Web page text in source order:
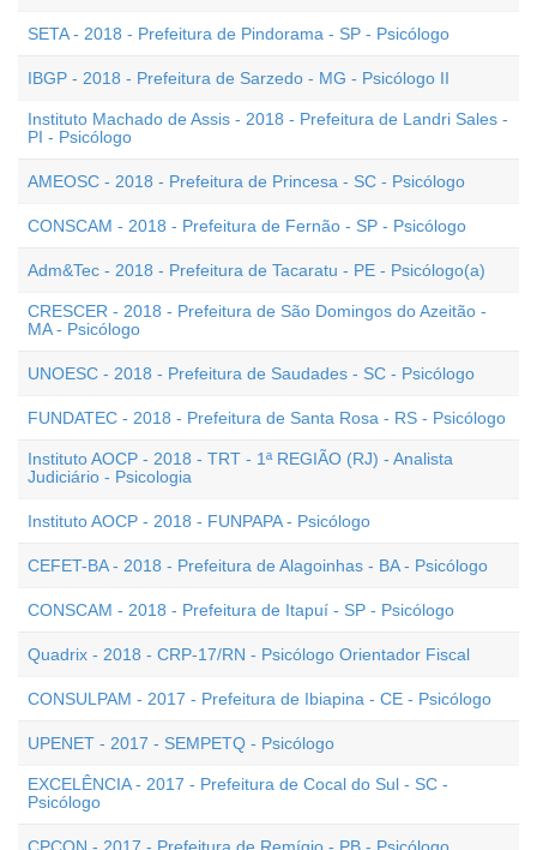
SETA - 2018 - Prefeitura de Pindorama - SP - Psicólogo
IBGP - 2018 - Prefeitura de Sarzedo - MG - Psicólogo II
Instituto Machado de Assis - 2018 - Prefeitura de Landri Sales -
PI - Psicólogo
AMEOSC - 2018 - Prefeitura de Princesa - SC - Psicólogo
CONSCAM - 2018 - Prefeitura de Fernão - SP - Psicólogo
Adm&Tec - 2018 - Prefeitura de Tacaratu - PE - Psicólogo(a)
CRESCER - 2018 - Prefeitura de São Domingos do Azeitão -
MA - Psicólogo
UNOESC - 2018 - Prefeitura de Saudades - SC - Psicólogo
FUNDATEC - 2018 - Prefeitura de Santa Rosa - RS - Psicólogo
Instituto AOCP - 2018 - TRT - 1ª REGIÃO (RJ) - Analista
Judiciário - Psicologia
Instituto AOCP - 2018 - FUNPAPA - Psicólogo
CEFET-BA - 2018 - Prefeitura de Alagoinhas - BA - Psicólogo
CONSCAM - 2018 - Prefeitura de Itapuí - SP - Psicólogo
Quadrix - 2018 - CRP-17/RN - Psicólogo Orientador Fiscal
CONSULPAM - 2017 - Prefeitura de Ibiapina - CE - Psicólogo
UPENET - 2017 - SEMPETQ - Psicólogo
EXCELÊNCIA - 2017 - Prefeitura de Cocal do Sul - SC -
Psicólogo